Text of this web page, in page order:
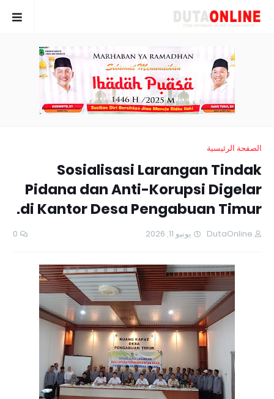
الصفحة الرئيسية
Sosialisasi Larangan Tindak
Pidana dan Anti-Korupsi Digelar
di Kantor Desa Pengabuan Timur.
DutaOnline يونيو 11, 2026 0